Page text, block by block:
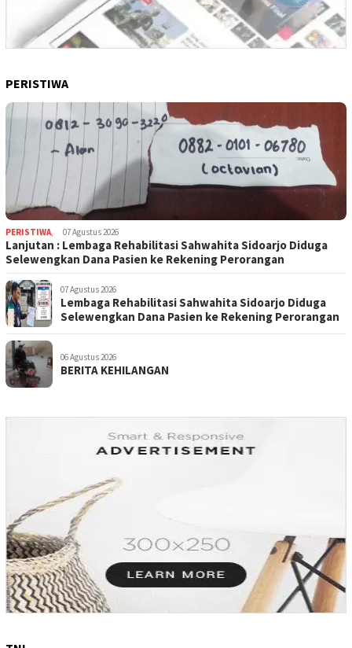
PERISTIWA
PERISTIWA, 07 Agustus 2026
Lanjutan : Lembaga Rehabilitasi Sahwahita Sidoarjo Diduga
Selewengkan Dana Pasien ke Rekening Perorangan
07 Agustus 2026
Lembaga Rehabilitasi Sahwahita Sidoarjo Diduga
Selewengkan Dana Pasien ke Rekening Perorangan
06 Agustus 2026
BERITA KEHILANGAN